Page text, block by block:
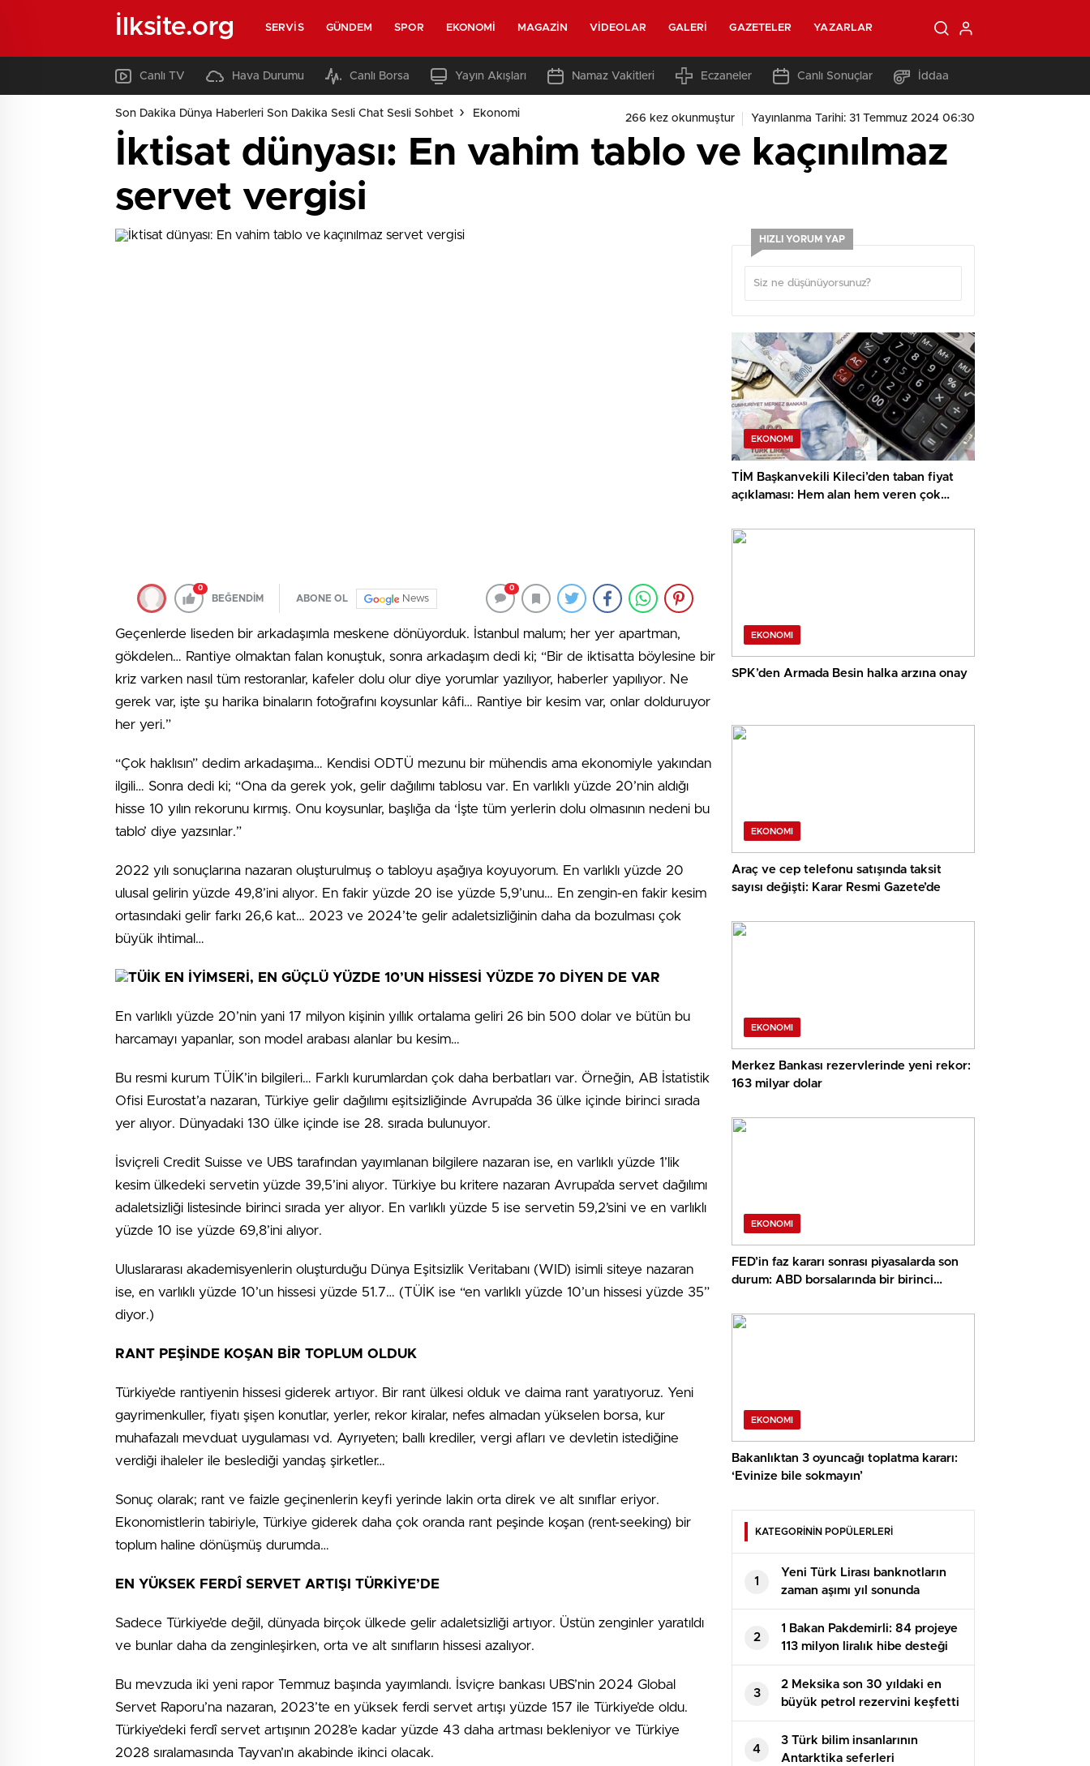
İlksite.org SERVIS GÜNDEM SPOR EKONOMI MAGAZIN VIDEOLAR GALERI GAZETELER YAZARLAR
Canlı TV Hava Durumu Canlı Borsa Yayın Akışları Namaz Vakitleri Eczaneler Canlı Sonuçlar İddaa
Son Dakika Dünya Haberleri Son Dakika Sesli Chat Sesli Sohbet Ekonomi 266 kez okunmuştur Yayınlanma Tarihi: 31 Temmuz 2024 06:30
İktisat dünyası: En vahim tablo ve kaçınılmaz
servet vergisi
0
BEĞENDİM ABONE OL News
0
Geçenlerde liseden bir arkadaşımla meskene dönüyorduk. İstanbul malum; her yer apartman,
gökdelen… Rantiye olmaktan falan konuştuk, sonra arkadaşım dedi ki; “Bir de iktisatta böylesine bir
kriz varken nasıl tüm restoranlar, kafeler dolu olur diye yorumlar yazılıyor, haberler yapılıyor. Ne
gerek var, işte şu harika binaların fotoğrafını koysunlar kâfi… Rantiye bir kesim var, onlar dolduruyor
her yeri.”
“Çok haklısın” dedim arkadaşıma… Kendisi ODTÜ mezunu bir mühendis ama ekonomiyle yakından
ilgili… Sonra dedi ki; “Ona da gerek yok, gelir dağılımı tablosu var. En varlıklı yüzde 20’nin aldığı
hisse 10 yılın rekorunu kırmış. Onu koysunlar, başlığa da ‘İşte tüm yerlerin dolu olmasının nedeni bu
tablo’ diye yazsınlar.”
2022 yılı sonuçlarına nazaran oluşturulmuş o tabloyu aşağıya koyuyorum. En varlıklı yüzde 20
ulusal gelirin yüzde 49,8’ini alıyor. En fakir yüzde 20 ise yüzde 5,9’unu… En zengin-en fakir kesim
ortasındaki gelir farkı 26,6 kat… 2023 ve 2024’te gelir adaletsizliğinin daha da bozulması çok
büyük ihtimal…
TÜİK EN İYİMSERİ, EN GÜÇLÜ YÜZDE 10’UN HİSSESİ YÜZDE 70 DİYEN DE VAR
En varlıklı yüzde 20’nin yani 17 milyon kişinin yıllık ortalama geliri 26 bin 500 dolar ve bütün bu
harcamayı yapanlar, son model arabası alanlar bu kesim…
Bu resmi kurum TÜİK’in bilgileri… Farklı kurumlardan çok daha berbatları var. Örneğin, AB İstatistik
Ofisi Eurostat’a nazaran, Türkiye gelir dağılımı eşitsizliğinde Avrupa’da 36 ülke içinde birinci sırada
yer alıyor. Dünyadaki 130 ülke içinde ise 28. sırada bulunuyor.
İsviçreli Credit Suisse ve UBS tarafından yayımlanan bilgilere nazaran ise, en varlıklı yüzde 1’lik
kesim ülkedeki servetin yüzde 39,5’ini alıyor. Türkiye bu kritere nazaran Avrupa’da servet dağılımı
adaletsizliği listesinde birinci sırada yer alıyor. En varlıklı yüzde 5 ise servetin 59,2’sini ve en varlıklı
yüzde 10 ise yüzde 69,8’ini alıyor.
Uluslararası akademisyenlerin oluşturduğu Dünya Eşitsizlik Veritabanı (WID) isimli siteye nazaran
ise, en varlıklı yüzde 10’un hissesi yüzde 51.7… (TÜİK ise “en varlıklı yüzde 10’un hissesi yüzde 35”
diyor.)
RANT PEŞİNDE KOŞAN BİR TOPLUM OLDUK
Türkiye’de rantiyenin hissesi giderek artıyor. Bir rant ülkesi olduk ve daima rant yaratıyoruz. Yeni
gayrimenkuller, fiyatı şişen konutlar, yerler, rekor kiralar, nefes almadan yükselen borsa, kur
muhafazalı mevduat uygulaması vd. Ayrıyeten; ballı krediler, vergi afları ve devletin istediğine
verdiği ihaleler ile beslediği yandaş şirketler…
Sonuç olarak; rant ve faizle geçinenlerin keyfi yerinde lakin orta direk ve alt sınıflar eriyor.
Ekonomistlerin tabiriyle, Türkiye giderek daha çok oranda rant peşinde koşan (rent-seeking) bir
toplum haline dönüşmüş durumda…
EN YÜKSEK FERDÎ SERVET ARTIŞI TÜRKİYE’DE
Sadece Türkiye’de değil, dünyada birçok ülkede gelir adaletsizliği artıyor. Üstün zenginler yaratıldı
ve bunlar daha da zenginleşirken, orta ve alt sınıfların hissesi azalıyor.
Bu mevzuda iki yeni rapor Temmuz başında yayımlandı. İsviçre bankası UBS’nin 2024 Global
Servet Raporu’na nazaran, 2023’te en yüksek ferdi servet artışı yüzde 157 ile Türkiye’de oldu.
Türkiye’deki ferdî servet artışının 2028’e kadar yüzde 43 daha artması bekleniyor ve Türkiye
2028 sıralamasında Tayvan’ın akabinde ikinci olacak.
HIZLI YORUM YAP
EKONOMI
TİM Başkanvekili Kileci’den taban fiyat
açıklaması: Hem alan hem veren çok
EKONOMI
SPK’den Armada Besin halka arzına onay
EKONOMI
Araç ve cep telefonu satışında taksit
sayısı değişti: Karar Resmi Gazete’de
EKONOMI
Merkez Bankası rezervlerinde yeni rekor:
163 milyar dolar
EKONOMI
FED’in faz kararı sonrası piyasalarda son
durum: ABD borsalarında bir birinci
EKONOMI
Bakanlıktan 3 oyuncağı toplatma kararı:
‘Evinize bile sokmayın’
KATEGORİNİN POPÜLERLERİ
1
Yeni Türk Lirası banknotların
zaman aşımı yıl sonunda
dolacak
2
1 Bakan Pakdemirli: 84 projeye
113 milyon liralık hibe desteği
sağlanacak
3
2 Meksika son 30 yıldaki en
büyük petrol rezervini keşfetti
4
3 Türk bilim insanlarının
Antarktika seferleri